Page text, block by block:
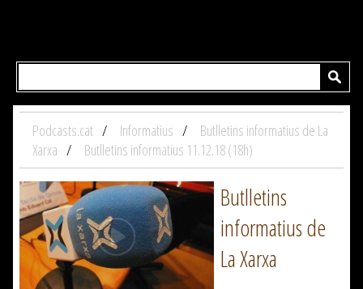
Podcasts.cat Informatius
Butlletins informatius de La
Xarxa
Butlletins informatius 11.12.18 (18h)
Butlletins
informatius de
La Xarxa